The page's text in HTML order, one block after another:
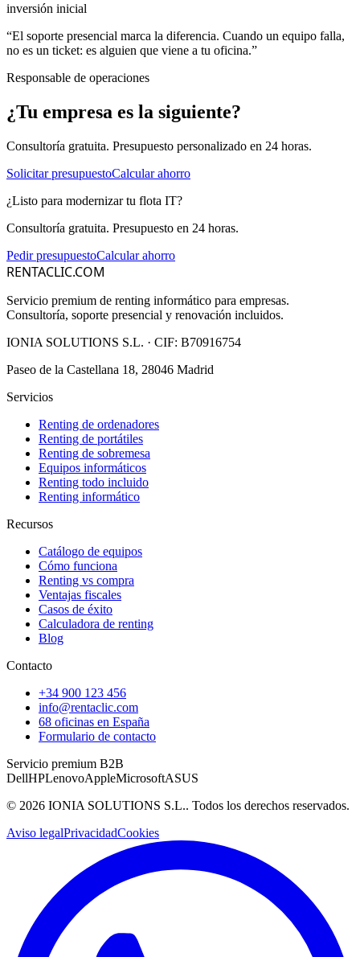
inversión inicial
“El soporte presencial marca la diferencia. Cuando un equipo falla,
no es un ticket: es alguien que viene a tu oficina.”
Responsable de operaciones
¿Tu empresa es la siguiente?
Consultoría gratuita. Presupuesto personalizado en 24 horas.
Solicitar presupuestoCalcular ahorro
¿Listo para modernizar tu flota IT?
Consultoría gratuita. Presupuesto en 24 horas.
Pedir presupuestoCalcular ahorro
RENTACLIC.COM
Servicio premium de renting informático para empresas.
Consultoría, soporte presencial y renovación incluidos.
IONIA SOLUTIONS S.L. · CIF: B70916754
Paseo de la Castellana 18, 28046 Madrid
Servicios
Renting de ordenadores
Renting de portátiles
Renting de sobremesa
Equipos informáticos
Renting todo incluido
Renting informático
Recursos
Catálogo de equipos
Cómo funciona
Renting vs compra
Ventajas fiscales
Casos de éxito
Calculadora de renting
Blog
Contacto
+34 900 123 456
info@rentaclic.com
68 oficinas en España
Formulario de contacto
Servicio premium B2B
DellHPLenovoAppleMicrosoftASUS
© 2026 IONIA SOLUTIONS S.L.. Todos los derechos reservados.
Aviso legalPrivacidadCookies